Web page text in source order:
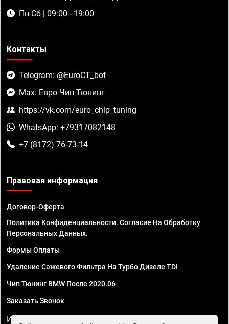
Пн-Сб | 09:00 - 19:00
Контакты
Telegram: @EuroCT_bot
Max: Евро Чип Тюнинг
https://vk.com/euro_chip_tuning
WhatsApp: +79317082148
+7 (8172) 76-73-14
Правовая информация
Договор-Оферта
Политика Конфиденциальности. Согласие На Обработку
Персональных Данных.
Формы Оплаты
Удаление Сажевого Фильтра На Турбо Дизеле TDI
Чип Тюнинг BMW После 2020.06
Заказать Звонок
ИП Смирнов Георгий Павлович. ИНН 781302555843,